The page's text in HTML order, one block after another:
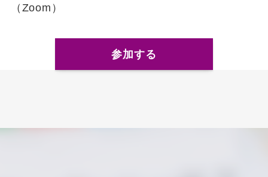
（Zoom）
参加する